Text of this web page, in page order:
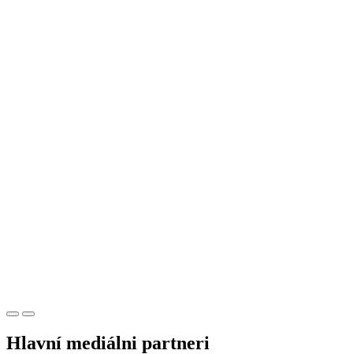
Hlavní mediálni partneri